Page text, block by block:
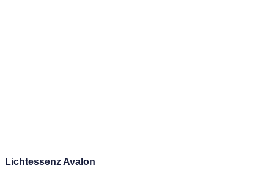
Lichtessenz Avalon